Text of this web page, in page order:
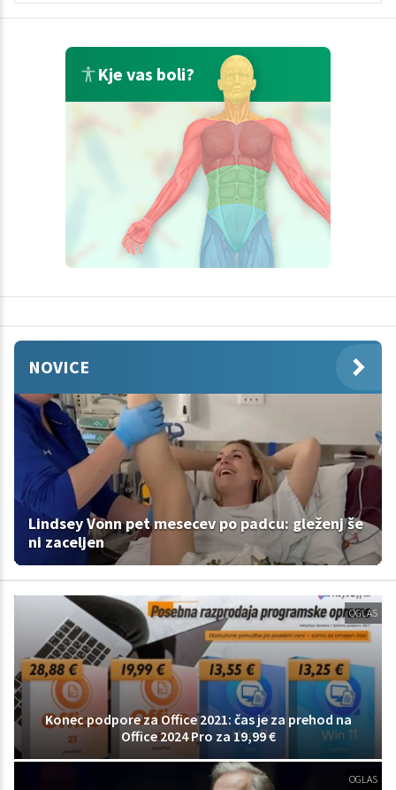
Kje vas boli?
NOVICE
Lindsey Vonn pet mesecev po padcu: gleženj še
ni zaceljen
OGLAS
Konec podpore za Office 2021: čas je za prehod na
Office 2024 Pro za 19,99 €
OGLAS